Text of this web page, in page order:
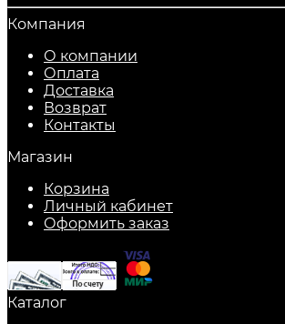
Компания
О компании
Оплата
Доставка
Возврат
Контакты
Магазин
Корзина
Личный кабинет
Оформить заказ
Каталог